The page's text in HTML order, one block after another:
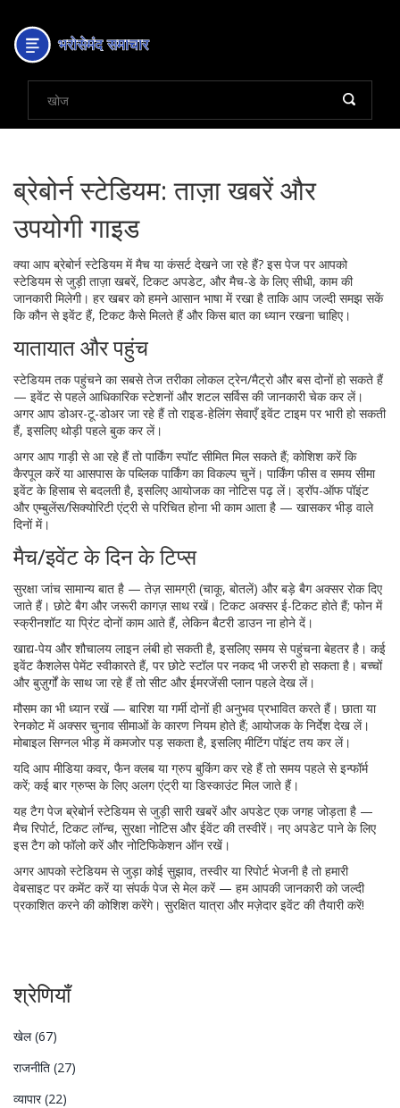
ब्रेबोर्न स्टेडियम: ताज़ा खबरें और
उपयोगी गाइड
क्या आप ब्रेबोर्न स्टेडियम में मैच या कंसर्ट देखने जा रहे हैं? इस पेज पर आपको
स्टेडियम से जुड़ी ताज़ा खबरें, टिकट अपडेट, और मैच-डे के लिए सीधी, काम की
जानकारी मिलेगी। हर खबर को हमने आसान भाषा में रखा है ताकि आप जल्दी समझ सकें
कि कौन से इवेंट हैं, टिकट कैसे मिलते हैं और किस बात का ध्यान रखना चाहिए।
यातायात और पहुंच
स्टेडियम तक पहुंचने का सबसे तेज तरीका लोकल ट्रेन/मैट्रो और बस दोनों हो सकते हैं
— इवेंट से पहले आधिकारिक स्टेशनों और शटल सर्विस की जानकारी चेक कर लें।
अगर आप डोअर-टू-डोअर जा रहे हैं तो राइड-हेलिंग सेवाएँ इवेंट टाइम पर भारी हो सकती
हैं, इसलिए थोड़ी पहले बुक कर लें।
अगर आप गाड़ी से आ रहे हैं तो पार्किंग स्पॉट सीमित मिल सकते हैं; कोशिश करें कि
कैरपूल करें या आसपास के पब्लिक पार्किंग का विकल्प चुनें। पार्किंग फीस व समय सीमा
इवेंट के हिसाब से बदलती है, इसलिए आयोजक का नोटिस पढ़ लें। ड्रॉप-ऑफ पॉइंट
और एम्बुलेंस/सिक्योरिटी एंट्री से परिचित होना भी काम आता है — खासकर भीड़ वाले
दिनों में।
मैच/इवेंट के दिन के टिप्स
सुरक्षा जांच सामान्य बात है — तेज़ सामग्री (चाकू, बोतलें) और बड़े बैग अक्सर रोक दिए
जाते हैं। छोटे बैग और जरूरी कागज़ साथ रखें। टिकट अक्सर ई-टिकट होते हैं; फोन में
स्क्रीनशॉट या प्रिंट दोनों काम आते हैं, लेकिन बैटरी डाउन ना होने दें।
खाद्य-पेय और शौचालय लाइन लंबी हो सकती है, इसलिए समय से पहुंचना बेहतर है। कई
इवेंट कैशलेस पेमेंट स्वीकारते हैं, पर छोटे स्टॉल पर नकद भी जरुरी हो सकता है। बच्चों
और बुज़ुर्गों के साथ जा रहे हैं तो सीट और ईमरजेंसी प्लान पहले देख लें।
मौसम का भी ध्यान रखें — बारिश या गर्मी दोनों ही अनुभव प्रभावित करते हैं। छाता या
रेनकोट में अक्सर चुनाव सीमाओं के कारण नियम होते हैं; आयोजक के निर्देश देख लें।
मोबाइल सिग्नल भीड़ में कमजोर पड़ सकता है, इसलिए मीटिंग पॉइंट तय कर लें।
यदि आप मीडिया कवर, फैन क्लब या ग्रुप बुकिंग कर रहे हैं तो समय पहले से इन्फॉर्म
करें; कई बार ग्रुप्स के लिए अलग एंट्री या डिस्काउंट मिल जाते हैं।
यह टैग पेज ब्रेबोर्न स्टेडियम से जुड़ी सारी खबरें और अपडेट एक जगह जोड़ता है —
मैच रिपोर्ट, टिकट लॉन्च, सुरक्षा नोटिस और ईवेंट की तस्वीरें। नए अपडेट पाने के लिए
इस टैग को फॉलो करें और नोटिफिकेशन ऑन रखें।
अगर आपको स्टेडियम से जुड़ा कोई सुझाव, तस्वीर या रिपोर्ट भेजनी है तो हमारी
वेबसाइट पर कमेंट करें या संपर्क पेज से मेल करें — हम आपकी जानकारी को जल्दी
प्रकाशित करने की कोशिश करेंगे। सुरक्षित यात्रा और मज़ेदार इवेंट की तैयारी करें!
श्रेणियाँ
खेल(67)
राजनीति (27)
व्यापार(22)